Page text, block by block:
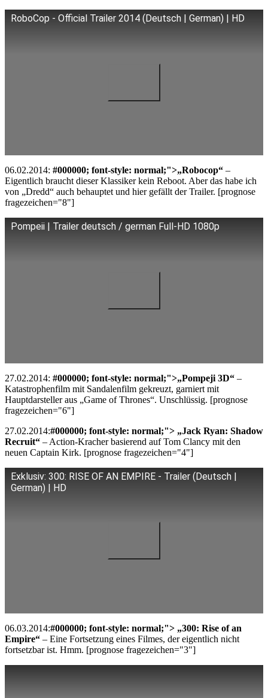
RoboCop - Official Trailer 2014 (Deutsch | German) | HD
06.02.2014: #000000; font-style: normal;">„Robocop“ –
Eigentlich braucht dieser Klassiker kein Reboot. Aber das habe ich
von „Dredd“ auch behauptet und hier gefällt der Trailer. [prognose
fragezeichen="8"]
Pompeii | Trailer deutsch / german Full-HD 1080p
27.02.2014: #000000; font-style: normal;">„Pompeji 3D“ –
Katastrophenfilm mit Sandalenfilm gekreuzt, garniert mit
Hauptdarsteller aus „Game of Thrones“. Unschlüssig. [prognose
fragezeichen="6"]
27.02.2014:#000000; font-style: normal;"> „Jack Ryan: Shadow
Recruit“ – Action-Kracher basierend auf Tom Clancy mit den
neuen Captain Kirk. [prognose fragezeichen="4"]
Exklusiv: 300: RISE OF AN EMPIRE - Trailer (Deutsch |
German) | HD
06.03.2014:#000000; font-style: normal;"> „300: Rise of an
Empire“ – Eine Fortsetzung eines Filmes, der eigentlich nicht
fortsetzbar ist. Hmm. [prognose fragezeichen="3"]